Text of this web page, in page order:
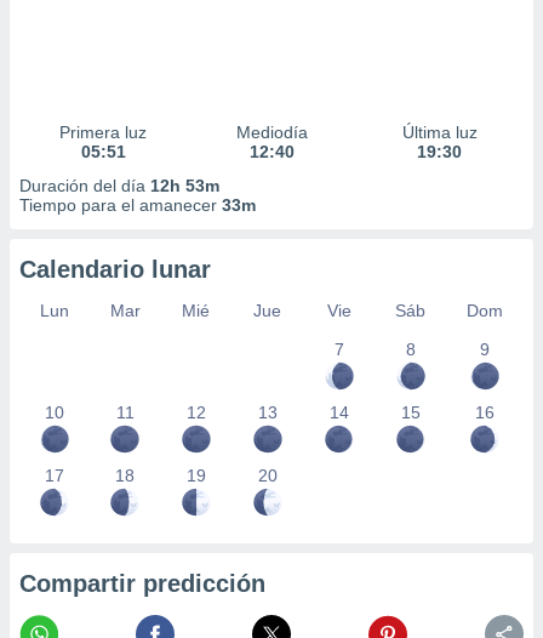
Primera luz
05:51
Mediodía
12:40
Última luz
19:30
Duración del día 12h 53m
Tiempo para el amanecer 33m
Calendario lunar
Lun Mar Mié Jue Vie Sáb
Dom
7
8 9
10 11 12 13 14 15 16
17 18 19 20
Compartir predicción